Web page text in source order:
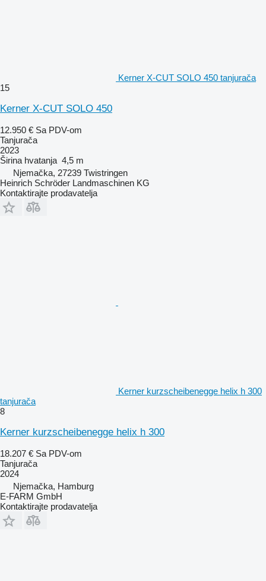
Kerner X-CUT SOLO 450 tanjurača
15
Kerner X-CUT SOLO 450
12.950 € Sa PDV-om
Tanjurača
2023
Širina hvatanja 4,5 m
Njemačka, 27239 Twistringen
Heinrich Schröder Landmaschinen KG
Kontaktirajte prodavatelja
Kerner kurzscheibenegge helix h 300
tanjurača
8
Kerner kurzscheibenegge helix h 300
18.207 € Sa PDV-om
Tanjurača
2024
Njemačka, Hamburg
E-FARM GmbH
Kontaktirajte prodavatelja